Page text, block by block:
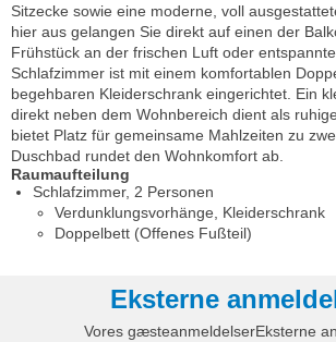
Sitzecke sowie eine moderne, voll
hier aus gelangen Sie direkt auf einen der
Frühstück an der frischen Luft oder
Schlafzimmer ist mit einem komfortablen
begehbaren Kleiderschrank eingerichtet. Ein
direkt neben dem Wohnbereich dient als
bietet Platz für gemeinsame Mahlzeiten zu
Duschbad rundet den Wohnkomfort ab.
Raumaufteilung
Schlafzimmer, 2 Personen
Verdunklungsvorhänge, Kleiderschrank
Doppelbett (Offenes Fußteil)
Eksterne
Vores gæsteanmeldelserEksterne